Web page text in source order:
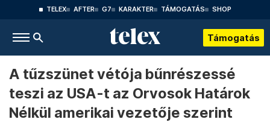
TELEX AFTER G7 KARAKTER TÁMOGATÁS SHOP
Támogatás
A tűzszünet vétója bűnrészessé
teszi az USA-t az Orvosok Határok
Nélkül amerikai vezetője szerint